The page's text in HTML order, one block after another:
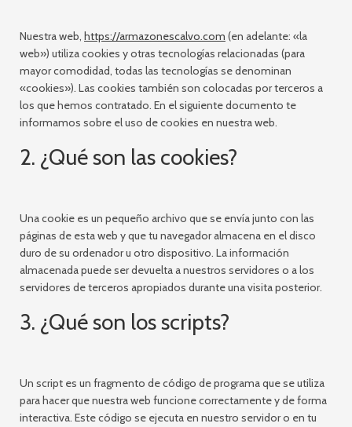
Nuestra web, https://armazonescalvo.com (en adelante: «la
web») utiliza cookies y otras tecnologías relacionadas (para
mayor comodidad, todas las tecnologías se denominan
«cookies»). Las cookies también son colocadas por terceros a
los que hemos contratado. En el siguiente documento te
informamos sobre el uso de cookies en nuestra web.
2. ¿Qué son las cookies?
Una cookie es un pequeño archivo que se envía junto con las
páginas de esta web y que tu navegador almacena en el disco
duro de su ordenador u otro dispositivo. La información
almacenada puede ser devuelta a nuestros servidores o a los
servidores de terceros apropiados durante una visita posterior.
3. ¿Qué son los scripts?
Un script es un fragmento de código de programa que se utiliza
para hacer que nuestra web funcione correctamente y de forma
interactiva. Este código se ejecuta en nuestro servidor o en tu